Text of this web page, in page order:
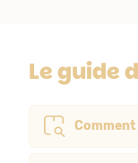
Le guide